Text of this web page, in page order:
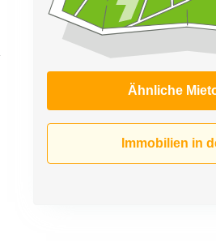
Ähnliche
Immobilien in